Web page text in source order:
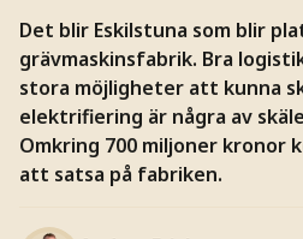
Det blir Eskilstuna som blir
grävmaskinsfabrik. Bra
stora möjligheter att kunna
elektrifiering är några av
Omkring 700 miljoner kronor
att satsa på fabriken.